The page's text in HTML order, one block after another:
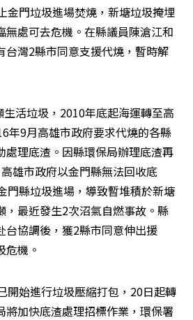
金門垃圾進場焚燒，新塘垃圾掩埋
無處可去危機。在縣議員陳滄江和
台灣2縣市同意支援代燒，暫時解
活垃圾，2010年底起海運轉至高
年9月高雄市政府要求代燒的各縣
處理底渣。因縣環保局辦理底渣再
雄市政府以金門縣無法回收底
門縣垃圾進場，導致暫堆積於新塘
，最近發生2次沼氣自燃事故。縣
台協調後，獲2縣市同意伸出援
危機。
開始進行垃圾壓縮打包，20日起轉
將加快底渣處理招標作業，環保署